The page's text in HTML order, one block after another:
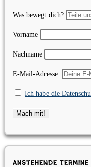
Was bewegt dich?
Vorname
Nachname
E-Mail-Adresse:
Ich habe die
Anstehende Termine